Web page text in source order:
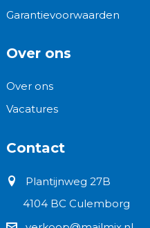
Garantievoorwaarden
Over ons
Over ons
Vacatures
Contact
Plantijnweg 27B
4104 BC Culemborg